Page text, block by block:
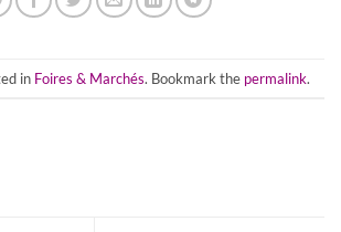
in Foires & Marchés. Bookmark the permalink.